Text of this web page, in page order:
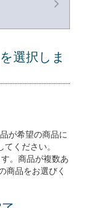
選択しま
が希望の商品に
ください。
。商品が複数あ
商品をお選びく